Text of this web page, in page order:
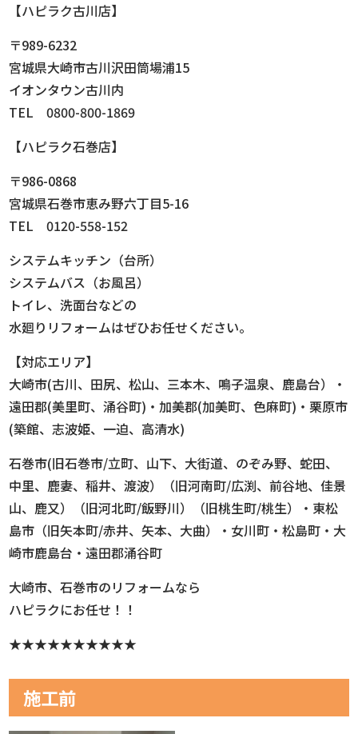
【ハピラク古川店】
〒989-6232
宮城県大崎市古川沢田筒場浦15
イオンタウン古川内
TEL 0800-800-1869
【ハピラク石巻店】
〒986-0868
宮城県石巻市恵み野六丁目5-16
TEL 0120-558-152
システムキッチン（台所）
システムバス（お風呂）
トイレ、洗面台などの
水廻りリフォームはぜひお任せください。
【対応エリア】
大崎市(古川、田尻、松山、三本木、鳴子温泉、鹿島台）・
遠田郡(美里町、涌谷町)・加美郡(加美町、色麻町)・栗原市
(築館、志波姫、一迫、高清水)
石巻市(旧石巻市/立町、山下、大街道、のぞみ野、蛇田、
中里、鹿妻、稲井、渡波）（旧河南町/広渕、前谷地、佳景
山、鹿又）（旧河北町/飯野川）（旧桃生町/桃生）・東松
島市（旧矢本町/赤井、矢本、大曲）・女川町・松島町・大
崎市鹿島台・遠田郡涌谷町
大崎市、石巻市のリフォームなら
ハピラクにお任せ！！
★★★★★★★★★★
施工前